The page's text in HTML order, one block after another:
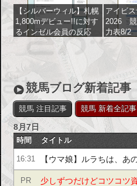
ナ
［ブ
ロ
グ
ラ
ン
キ
ン
【シルバーウィル】札幌
1,800mデビュー!!に対す
るインゼル会員の反応
アイビ
2026 競
力表8/2
競馬ブログ新着記事
競馬 注目記事 競馬 新着全記事
8月7日
時間 タイトル
16:31 【ウマ娘】ルラちは、あ
ら好き。
PR 少しずつだけどコツコツ